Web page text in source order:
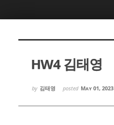
HW4 김태영
by 김태영 posted May 01, 2023
북5
북5
북5
북5